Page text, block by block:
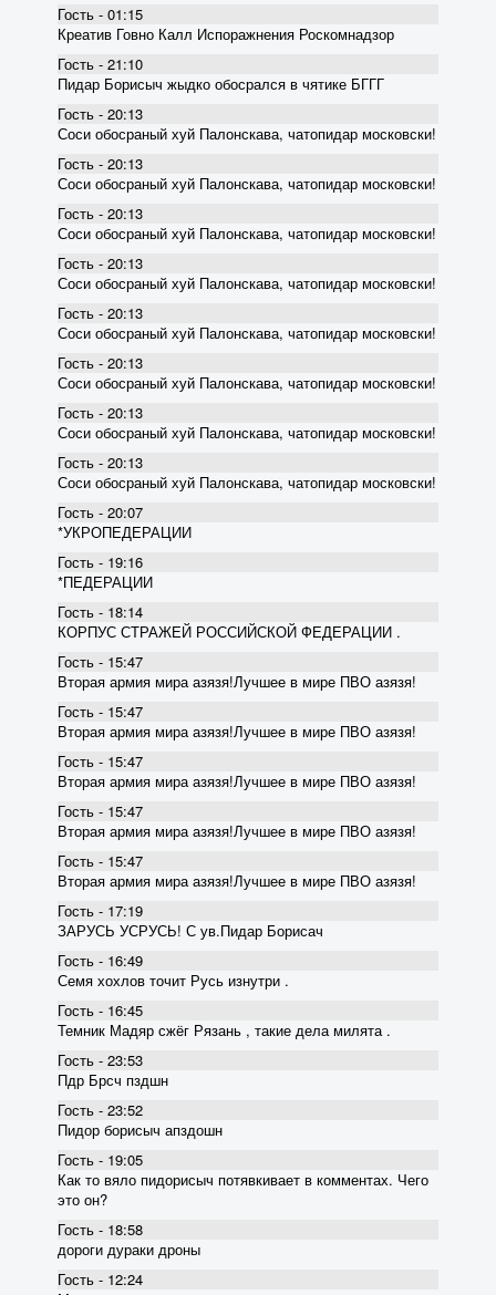
Гость - 01:15
Креатив Говно Калл Испоражнения Роскомнадзор
Гость - 21:10
Пидар Борисыч жыдко обосрался в чятике БГГГ
Гость - 20:13
Соси обосраный хуй Палонскава, чатопидар московски!
Гость - 20:13
Соси обосраный хуй Палонскава, чатопидар московски!
Гость - 20:13
Соси обосраный хуй Палонскава, чатопидар московски!
Гость - 20:13
Соси обосраный хуй Палонскава, чатопидар московски!
Гость - 20:13
Соси обосраный хуй Палонскава, чатопидар московски!
Гость - 20:13
Соси обосраный хуй Палонскава, чатопидар московски!
Гость - 20:13
Соси обосраный хуй Палонскава, чатопидар московски!
Гость - 20:13
Соси обосраный хуй Палонскава, чатопидар московски!
Гость - 20:07
*УКРОПЕДЕРАЦИИ
Гость - 19:16
*ПЕДЕРАЦИИ
Гость - 18:14
КОРПУС СТРАЖЕЙ РОССИЙСКОЙ ФЕДЕРАЦИИ .
Гость - 15:47
Вторая армия мира азязя!Лучшее в мире ПВО азязя!
Гость - 15:47
Вторая армия мира азязя!Лучшее в мире ПВО азязя!
Гость - 15:47
Вторая армия мира азязя!Лучшее в мире ПВО азязя!
Гость - 15:47
Вторая армия мира азязя!Лучшее в мире ПВО азязя!
Гость - 15:47
Вторая армия мира азязя!Лучшее в мире ПВО азязя!
Гость - 17:19
ЗАРУСЬ УСРУСЬ! С ув.Пидар Борисач
Гость - 16:49
Семя хохлов точит Русь изнутри .
Гость - 16:45
Темник Мадяр сжёг Рязань , такие дела милята .
Гость - 23:53
Пдр Брсч пздшн
Гость - 23:52
Пидор борисыч апздошн
Гость - 19:05
Как то вяло пидорисыч потявкивает в комментах. Чего
это он?
Гость - 18:58
дороги дураки дроны
Гость - 12:24